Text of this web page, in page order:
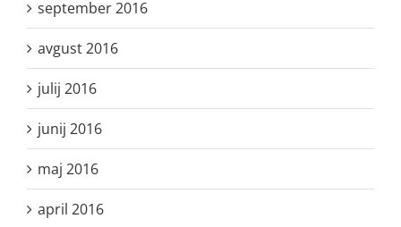
september 2016
avgust 2016
julij 2016
junij 2016
maj 2016
april 2016